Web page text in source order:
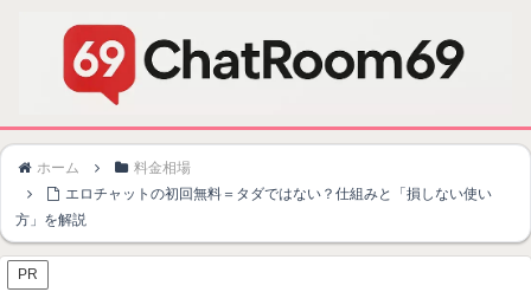
ホーム
料金相場
エロチャットの初回無料＝タダではない？仕組みと「損しない使い
方」を解説
PR